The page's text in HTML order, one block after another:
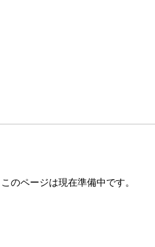
このページは現在準備中です。